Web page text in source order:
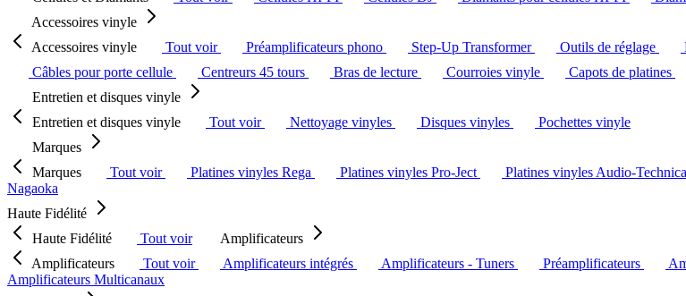
Accessoires vinyle
Accessoires vinyle
Tout voir Préamplificateurs phono Step-Up Transformer Outils de réglage
Câbles pour porte cellule
Centreurs 45 tours Bras de lecture Courroies vinyle Capots de platines
Entretien et disques vinyle
Entretien et disques vinyle
Tout voir Nettoyage vinyles Disques vinyles
Pochettes vinyle
Marques
Marques
Tout voir Platines vinyles Rega Platines vinyles Pro-Ject Platines vinyles Audio-Technica
Nagaoka
Haute Fidélité
Haute Fidélité
Tout voir
Amplificateurs
Amplificateurs
Tout voir Amplificateurs intégrés Amplificateurs - Tuners Préamplificateurs
Amplificateurs Multicanaux